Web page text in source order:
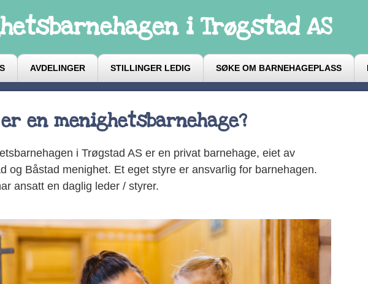
i Trøgstad AS
AVDELINGER STILLINGER LEDIG SØKE OM BARNEHAGEPLASS
en menighetsbarnehage?
i Trøgstad AS er en privat barnehage, eiet av
og Båstad menighet. Et eget styre er ansvarlig for barnehagen.
ansatt en daglig leder / styrer.